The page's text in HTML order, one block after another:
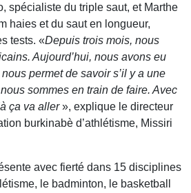
spécialiste du triple saut, et Marthe
haies et du saut en longueur,
tests. «Depuis trois mois, nous
Aujourd’hui, nous avons eu
permet de savoir s’il y a une
sommes en train de faire. Avec
ça va aller», explique le directeur
burkinabè d’athlétisme, Missiri
avec fierté dans 15 disciplines
le badminton, le basketball